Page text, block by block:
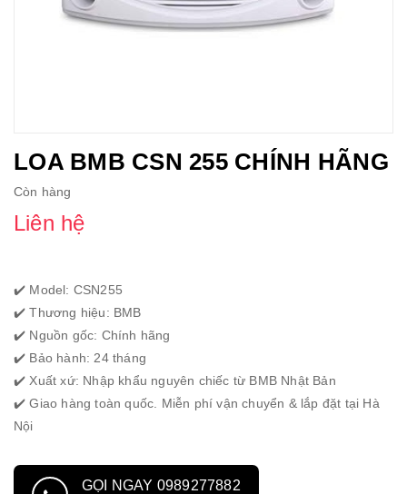
LOA BMB CSN 255 CHÍNH HÃNG
Còn hàng
Liên hệ
✔️ Model: CSN255
✔️ Thương hiệu: BMB
✔️ Nguồn gốc: Chính hãng
✔️ Bảo hành: 24 tháng
✔️ Xuất xứ: Nhập khẩu nguyên chiếc từ BMB Nhật Bản
✔️ Giao hàng toàn quốc. Miễn phí vận chuyển & lắp đặt tại Hà
Nội
GỌI NGAY 0989277882